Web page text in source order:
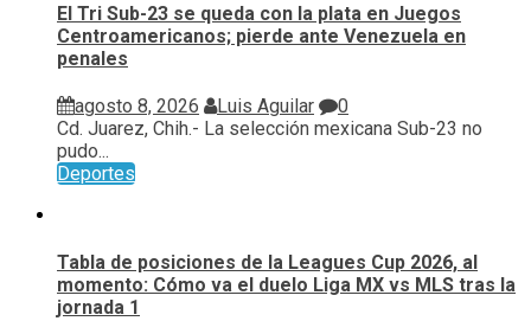
El Tri Sub-23 se queda con la plata en Juegos
Centroamericanos; pierde ante Venezuela en
penales
agosto 8, 2026 Luis Aguilar
0
Cd. Juarez, Chih.- La selección mexicana Sub-23 no
pudo...
Deportes
Tabla de posiciones de la Leagues Cup 2026, al
momento: Cómo va el duelo Liga MX vs MLS tras la
jornada 1